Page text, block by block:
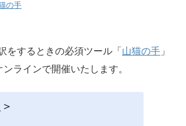
の手
をするときの必須ツール「 山猫の手 」
ラインで開催いたします。